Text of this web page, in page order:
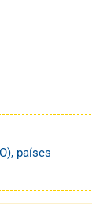
, países